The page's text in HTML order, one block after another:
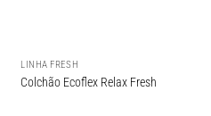
LINHA FRESH
Colchão Ecoflex Relax Fresh